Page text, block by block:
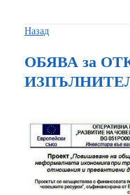
Назад
ОБЯВА за